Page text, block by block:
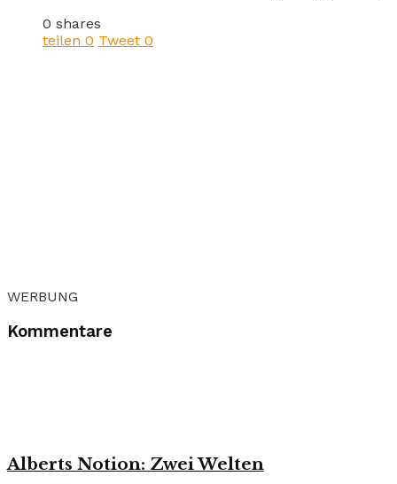
0 shares
teilen 0 Tweet 0
WERBUNG
Kommentare
Alberts Notion: Zwei Welten